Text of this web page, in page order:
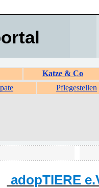
Katze & Co
Pflegestellen
adopTIERE